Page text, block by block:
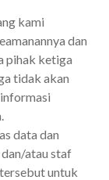
kami
dan
pihak ketiga
tidak akan
data dan
atau staf
untuk